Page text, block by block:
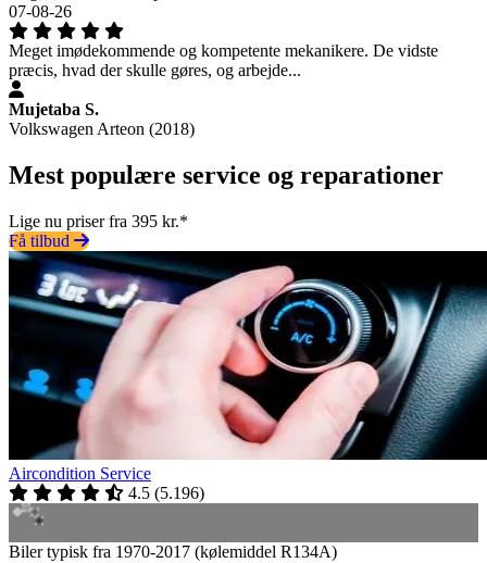
07-08-26
Meget imødekommende og kompetente mekanikere. De vidste
præcis, hvad der skulle gøres, og arbejde...
Mujetaba S.
Volkswagen Arteon (2018)
Mest populære service og reparationer
Lige nu priser fra 395 kr.*
Få tilbud
Aircondition Service
4.5 (5.196)
Biler typisk fra 1970-2017 (kølemiddel R134A)